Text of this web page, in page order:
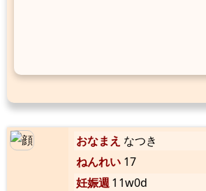
おなまえ なつき
ねんれい 17
妊娠週11w0d